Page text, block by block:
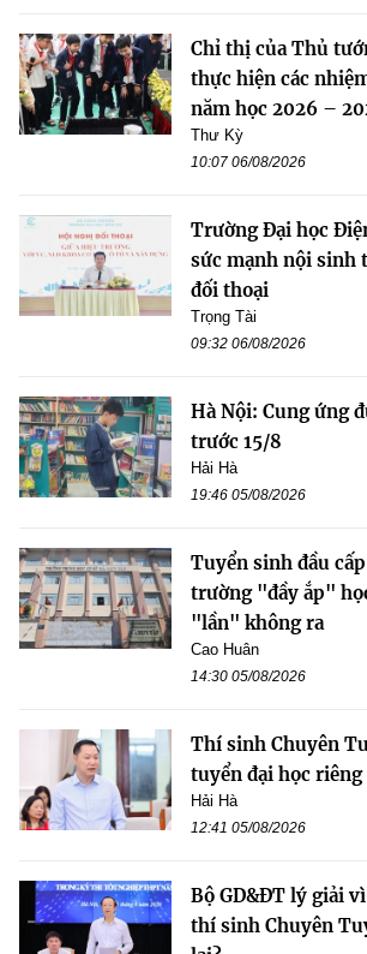
Chỉ thị của Thủ
thực hiện các
năm học 2026 –
Thư Kỳ
10:07 06/08/2026
Trường Đại học
sức mạnh nội sinh
đối thoại
Trọng Tài
09:32 06/08/2026
Hà Nội: Cung ứng
trước 15/8
Hải Hà
19:46 05/08/2026
Tuyển sinh đầu
trường "đầy ắp"
"lần" không ra
Cao Huân
14:30 05/08/2026
Thí sinh Chuyên
tuyển đại học riêng
Hải Hà
12:41 05/08/2026
Bộ GD&ĐT lý giải
thí sinh Chuyên